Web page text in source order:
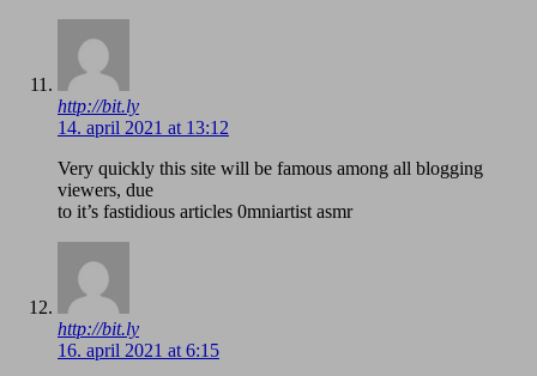
http://bit.ly
14. april 2021 at 13:12
Very quickly this site will be famous among all blogging
viewers, due
to it’s fastidious articles 0mniartist asmr
http://bit.ly
16. april 2021 at 6:15